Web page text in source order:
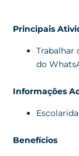
Principais
Trabalhar
do
Informações
Benefícios